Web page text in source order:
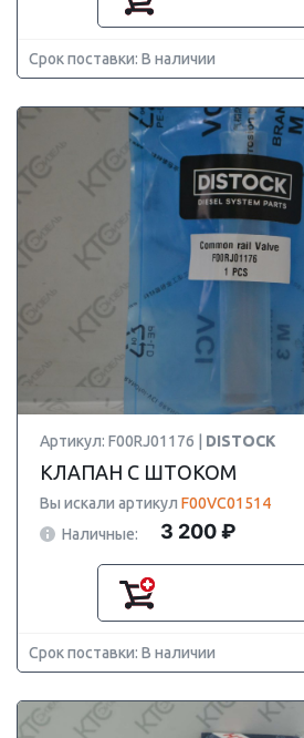
Срок поставки: В наличии
Артикул: F00RJ01176 | DISTOCK
КЛАПАН С ШТОКОМ
Вы искали артикул F00VC01514
Наличные:
3 200 ₽
Срок поставки: В наличии